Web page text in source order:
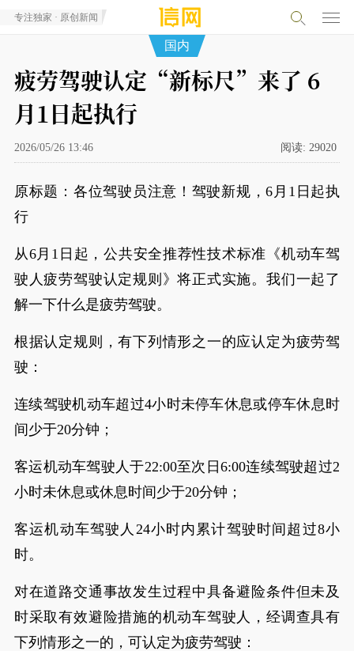
专注独家 · 原创新闻
国内
疲劳驾驶认定“新标尺”来了 6
月1日起执行
2026/05/26 13:46 阅读: 29020
原标题：各位驾驶员注意！驾驶新规，6月1日起执
行
从6月1日起，公共安全推荐性技术标准《机动车驾
驶人疲劳驾驶认定规则》将正式实施。我们一起了
解一下什么是疲劳驾驶。
根据认定规则，有下列情形之一的应认定为疲劳驾
驶：
连续驾驶机动车超过4小时未停车休息或停车休息时
间少于20分钟；
客运机动车驾驶人于22:00至次日6:00连续驾驶超过2
小时未休息或休息时间少于20分钟；
客运机动车驾驶人24小时内累计驾驶时间超过8小
时。
对在道路交通事故发生过程中具备避险条件但未及
时采取有效避险措施的机动车驾驶人，经调查具有
下列情形之一的，可认定为疲劳驾驶：